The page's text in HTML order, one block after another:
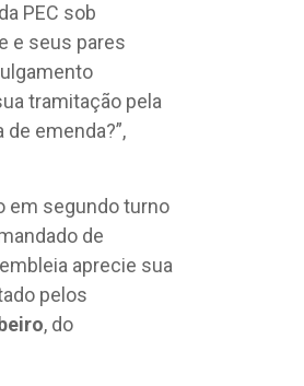
PEC sob
e seus pares
tramitação pela
emenda?”,
em segundo turno
de
aprecie sua
pelos
, do